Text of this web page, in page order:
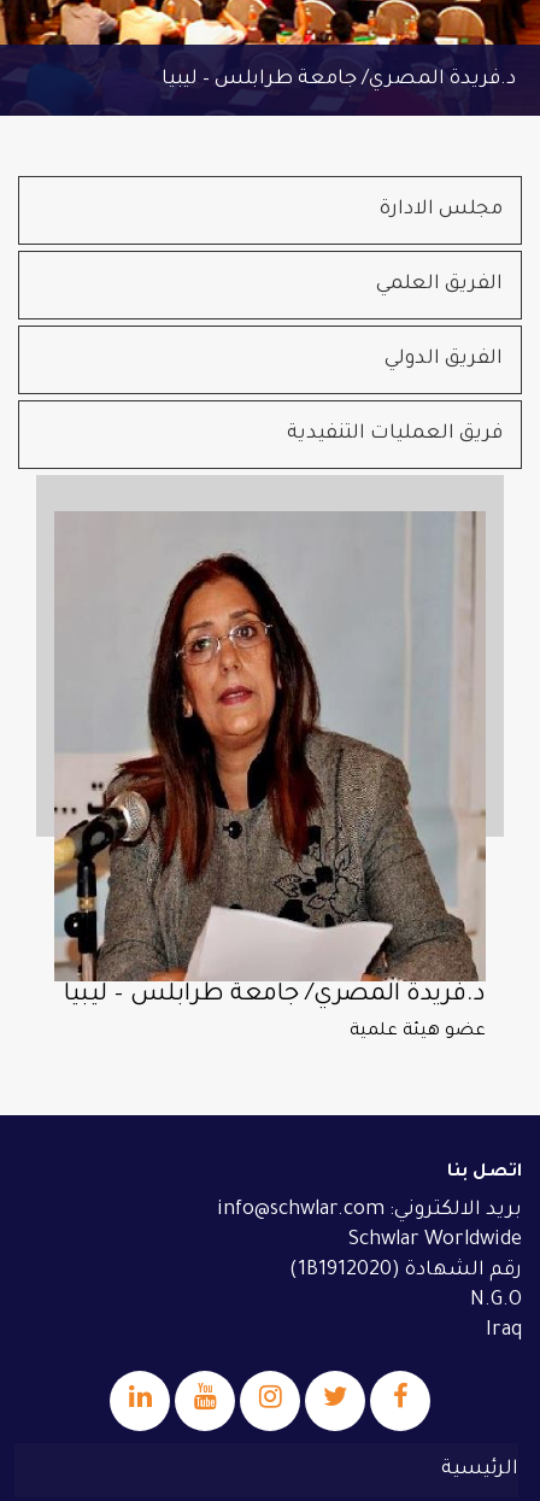
د.فريدة المصري/ جامعة طرابلس – ليبيا
مجلس الادارة
الفريق العلمي
الفريق الدولي
فريق العمليات التنفيدية
د.فريدة المصري/ جامعة طرابلس – ليبيا
عضو هيئة علمية
اتصل بنا
بريد الالكتروني: info@schwlar.com
Schwlar Worldwide
رقم الشهادة (1B1912020)
N.G.O
Iraq
الرئيسية